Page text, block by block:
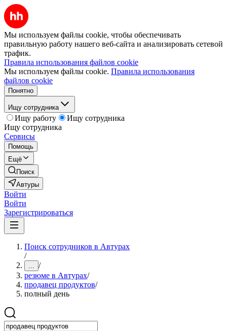
Мы используем файлы cookie, чтобы обеспечивать
правильную работу нашего веб-сайта и анализировать сетевой
трафик.
Правила использования файлов cookie
Мы используем файлы cookie. Правила использования
файлов cookie
Понятно
Ищу сотрудника
Ищу работу
Ищу сотрудника
Ищу сотрудника
Сервисы
Помощь
Ещё
Поиск
Автуры
Войти
Войти
Зарегистрироваться
Поиск сотрудников в Автурах
/
... /
резюме в Автурах/
продавец продуктов/
полный день